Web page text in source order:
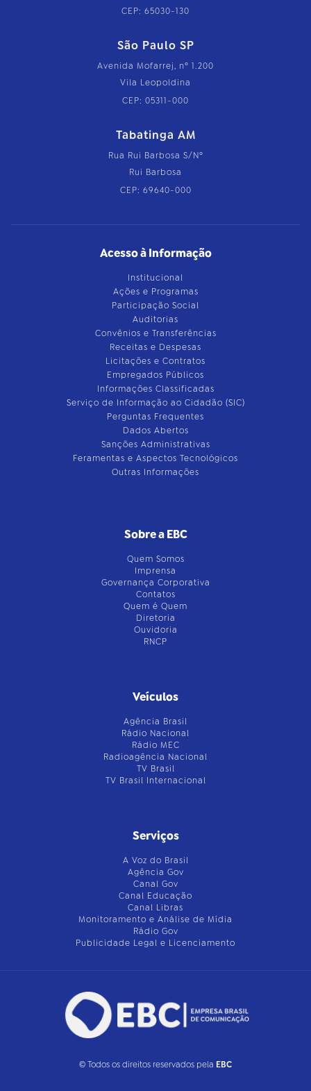
CEP: 65030-130
São Paulo SP
Avenida Mofarrej, nº 1.200
Vila Leopoldina
CEP: 05311-000
Tabatinga AM
Rua Rui Barbosa S/Nº
Rui Barbosa
CEP: 69640-000
Acesso à Informação
Institucional
Ações e Programas
Participação Social
Auditorias
Convênios e Transferências
Receitas e Despesas
Licitações e Contratos
Empregados Públicos
Informações Classificadas
Serviço de Informação ao Cidadão (SIC)
Perguntas Frequentes
Dados Abertos
Sanções Administrativas
Feramentas e Aspectos Tecnológicos
Outras Informações
Sobre a EBC
Quem Somos
Imprensa
Governança Corporativa
Contatos
Quem é Quem
Diretoria
Ouvidoria
RNCP
Veículos
Agência Brasil
Rádio Nacional
Rádio MEC
Radioagência Nacional
TV Brasil
TV Brasil Internacional
Serviços
A Voz do Brasil
Agência Gov
Canal Gov
Canal Educação
Canal Libras
Monitoramento e Análise de Mídia
Rádio Gov
Publicidade Legal e Licenciamento
© Todos os direitos reservados pela EBC